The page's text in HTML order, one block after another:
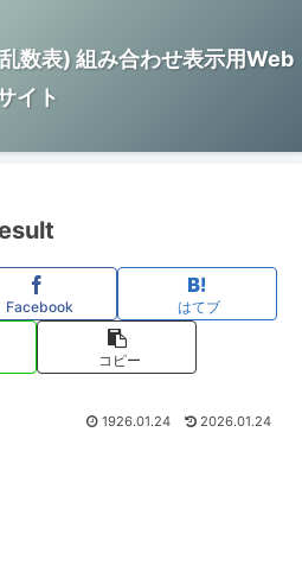
数表) 組み合わせ表示用Web
イト
Facebook はてブ
コピー
1926.01.24 2026.01.24